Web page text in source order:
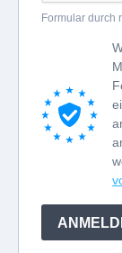
Formular durch